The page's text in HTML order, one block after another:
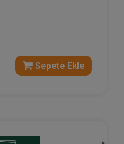
Sepete Ekle